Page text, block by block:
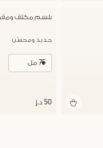
بلسم مكثف
جديد ومحسّن
75 مل
50 د.إ